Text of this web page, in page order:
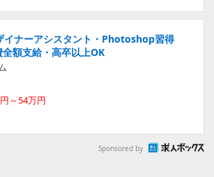
イナーアシスタント・Photoshop習得
全額支給・高卒以上OK
～54万円
Sponsored by